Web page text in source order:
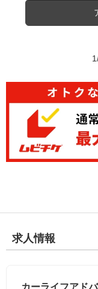
求人情報